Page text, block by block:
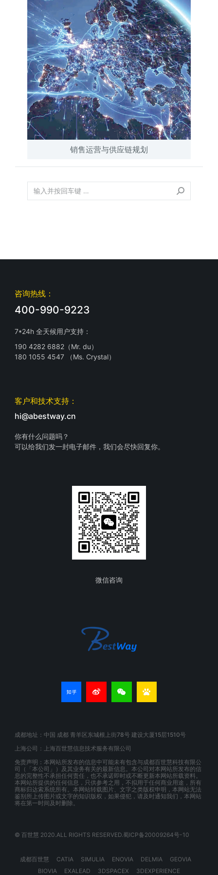
销售运营与供应链规划
咨询热线：
400-990-9223
7*24h 全天候用户支持：
190 4282 6882（Mr. du）
180 1055 4547 （Ms. Crystal）
客户和技术支持：
hi@abestway.cn
你有什么问题吗？
可以给我们发一封电子邮件，我们会尽快回复你。
微信咨询
成都地址：中国 成都 青羊区东城根上街78号 建设大厦15层1510号
上海公司：上海百世慧信息技术服务有限公司
免责声明：本网站所发布的信息中可能未有包含与成都百世慧科技有限公
司（「本公司」）及其业务有关的最新信息。本公司对本网站所发布的信
息的完整性不承担任何责任，也不承诺即时或不断更新本网站所载资料。
本网站所提供的任何信息，只供参考之用，不拟用于任何商业用途，所有
商标归达索系统所有。本网站转载图片、文字之类版权申明，本网站无法
鉴别所上传图片或文字的知识版权，如果侵犯，请及时通知我们，本网站
将在第一时间及时删除。
© 百世慧 2020.ALL RIGHTS RESERVED.蜀ICP备20009264号-10
成都百世慧 CATIA SIMULIA ENOVIA DELMIA
GEOVIA
BIOVIA
EXALEAD 3DSPACEX 3DEXPERIENCE